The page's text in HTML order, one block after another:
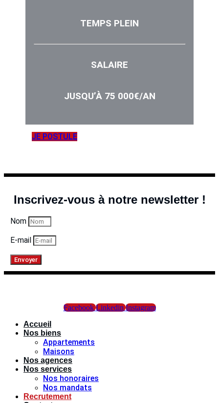
TEMPS PLEIN
SALAIRE
JUSQU’À 75 000€/AN
JE POSTULE
Inscrivez-vous à notre newsletter !
Nom
E-mail
Envoyer
Facebook Linkedin Instagram
Accueil
Nos biens
Appartements
Maisons
Nos agences
Nos services
Nos honoraires
Nos mandats
Recrutement